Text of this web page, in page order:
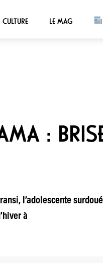
CULTURE LE MAG
:
l’adolescente
à